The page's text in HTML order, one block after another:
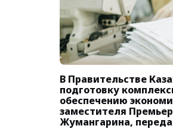
В Правительстве
подготовку
обеспечению
заместителя
Жумангарина,